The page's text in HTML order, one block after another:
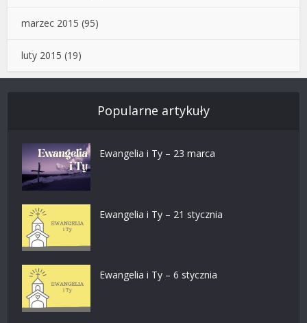
marzec 2015 (95)
luty 2015 (19)
Popularne artykuły
Ewangelia i Ty – 23 marca
Ewangelia i Ty – 21 stycznia
Ewangelia i Ty – 6 stycznia